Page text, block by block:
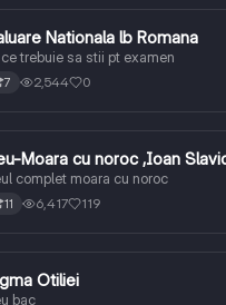
și literatura română
Nationala lb Romana
trebuie sa stii pt examen
7 2,544 0
și literatura română
Moara cu noroc ,Ioan
complet moara cu noroc
11 6,417 119
și literatura română
Otiliei
bac